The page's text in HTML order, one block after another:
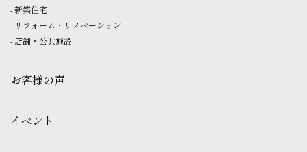
新築住宅
リフォーム・リノベーション
店舗・公共施設
お客様の声
イベント